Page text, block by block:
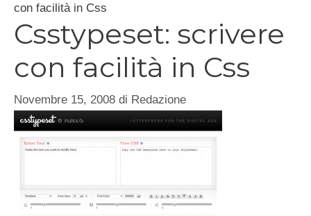
con facilità in Css
Csstypeset: scrivere
con facilità in Css
Novembre 15, 2008 di Redazione